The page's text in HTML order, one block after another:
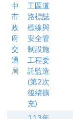
中
市
政
府
交
通
局
工區道
路標誌
標線與
安全管
制設施
工程委
託監造
(第2次
後續擴
充)